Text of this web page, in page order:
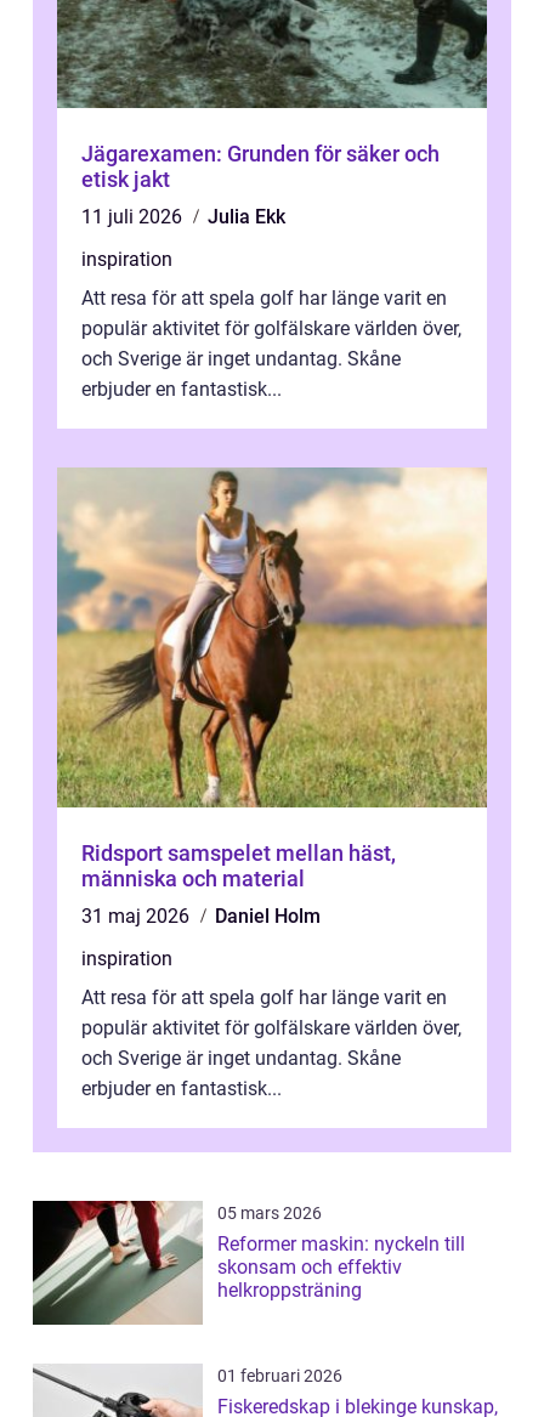
Jägarexamen: Grunden för säker och
etisk jakt
11 juli 2026
Julia Ekk
inspiration
Att resa för att spela golf har länge varit en
populär aktivitet för golfälskare världen över,
och Sverige är inget undantag. Skåne
erbjuder en fantastisk...
Ridsport samspelet mellan häst,
människa och material
31 maj 2026
Daniel Holm
inspiration
Att resa för att spela golf har länge varit en
populär aktivitet för golfälskare världen över,
och Sverige är inget undantag. Skåne
erbjuder en fantastisk...
05 mars 2026
Reformer maskin: nyckeln till
skonsam och effektiv
helkroppsträning
01 februari 2026
Fiskeredskap i blekinge kunskap,